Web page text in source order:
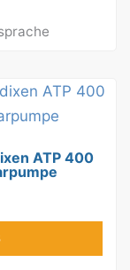
ATP 400